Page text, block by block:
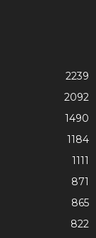
2239
2092
1490
1184
1111
871
865
822